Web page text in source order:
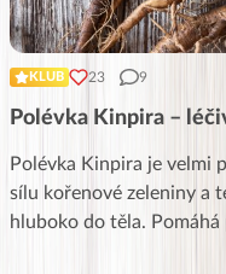
KLUB 23 9
Polévka Kinpira –
Polévka Kinpira je velmi
sílu kořenové zeleniny a
hluboko do těla.